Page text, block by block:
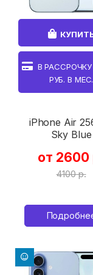
В
РУБ. В МЕС.
iPhone Air
Sky Blue
от 2600
4100 р.